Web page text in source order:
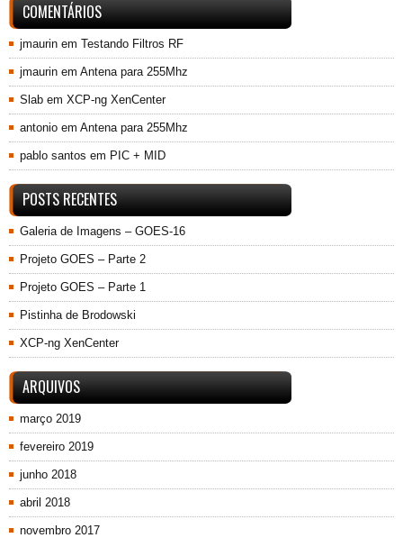
COMENTÁRIOS
jmaurin em Testando Filtros RF
jmaurin em Antena para 255Mhz
Slab em XCP-ng XenCenter
antonio em Antena para 255Mhz
pablo santos em PIC + MID
POSTS RECENTES
Galeria de Imagens – GOES-16
Projeto GOES – Parte 2
Projeto GOES – Parte 1
Pistinha de Brodowski
XCP-ng XenCenter
ARQUIVOS
março 2019
fevereiro 2019
junho 2018
abril 2018
novembro 2017